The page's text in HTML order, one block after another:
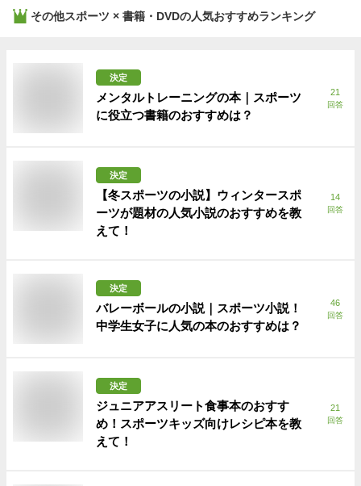
その他スポーツ × 書籍・DVDの人気おすすめランキング
決定
メンタルトレーニングの本｜スポーツ
に役立つ書籍のおすすめは？
21
回答
決定
【冬スポーツの小説】ウィンタースポ
ーツが題材の人気小説のおすすめを教
えて！
14
回答
決定
バレーボールの小説｜スポーツ小説！
中学生女子に人気の本のおすすめは？
46
回答
決定
ジュニアアスリート食事本のおすす
め！スポーツキッズ向けレシピ本を教
えて！
21
回答